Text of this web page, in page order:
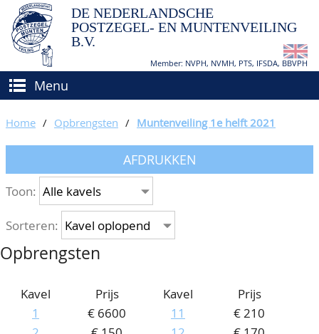
DE NEDERLANDSCHE
POSTZEGEL- EN MUNTENVEILING
B.V.
Member: NVPH, NVMH, PTS, IFSDA, BBVPH
Menu
(VER)KOPEN
Hoe verkopen?
Hoe kopen?
Voorwaarden
BIEDEN
TAXATIES
CATALOGI/OPBRENGSTEN
KEURINGSDIENST
OVER ONS
Home / Opbrengsten / Muntenveiling 1e helft 2021
AFDRUKKEN
Toon:
Sorteren:
Opbrengsten
Kavel
Prijs
1
€ 6600
Kavel
Prijs
11
€ 210